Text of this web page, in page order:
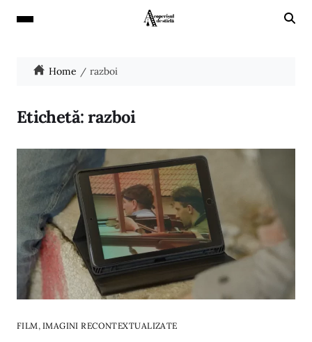
Home razboi
Etichetă:razboi
FILM, IMAGINI RECONTEXTUALIZATE